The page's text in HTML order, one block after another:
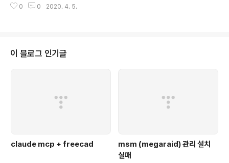
glBegin(GL_LINES) glLineWidth(GLFloat value) glGetFloatv(GL_LI
0 0 2020. 4. 5.
이 블로그 인기글
claude mcp + freecad
msm (megaraid) 관리 설치
실패